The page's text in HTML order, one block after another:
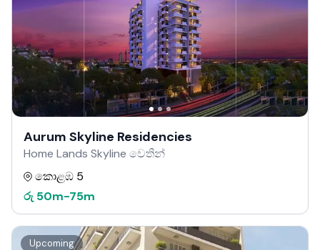
Aurum Skyline Residencies
Home Lands Skyline වෙතින්
කොළඹ 5
රු 50m-75m
Upcoming